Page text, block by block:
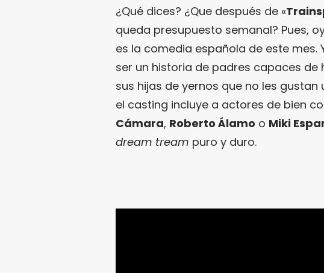
¿Qué dices? ¿Que después de «
queda presupuesto semanal? Pues,
es la comedia española de este mes.
ser un historia de padres capaces
sus hijas de yernos que no les gustan
el casting incluye a actores de bien
Cámara, Roberto Álamo o Miki
dream tream puro y duro.